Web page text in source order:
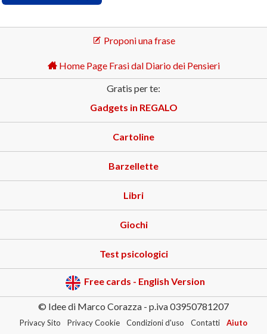
Proponi una frase
Home Page Frasi dal Diario dei Pensieri
Gratis per te:
Gadgets in REGALO
Cartoline
Barzellette
Libri
Giochi
Test psicologici
Free cards - English Version
© Idee di Marco Corazza - p.iva 03950781207
Privacy Sito Privacy Cookie Condizioni d'uso Contatti Aiuto